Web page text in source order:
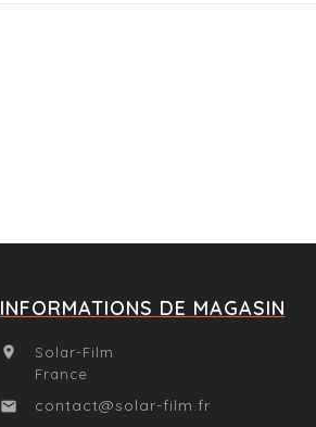
INFORMATIONS DE MAGASIN

Solar-Film
France

contact@solar-film.fr